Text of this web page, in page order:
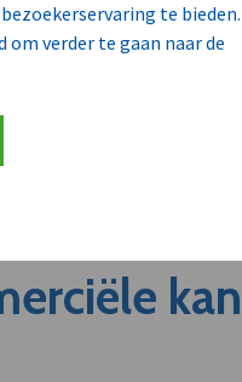
te bieden.
om verder te gaan naar de